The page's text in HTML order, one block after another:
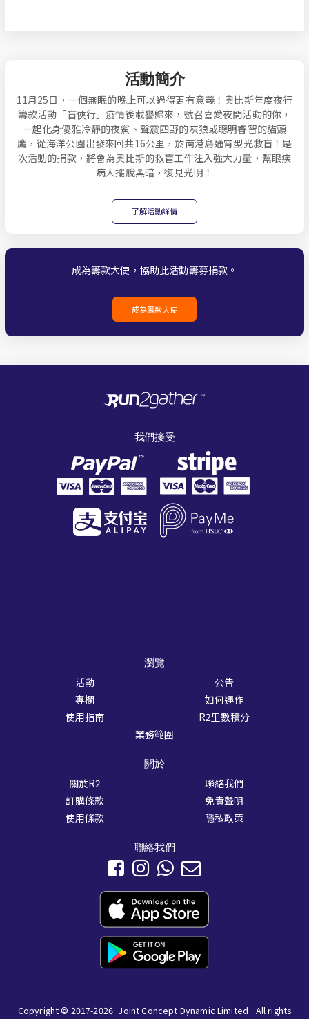
活動簡介
11月25日，一個無眠的晚上可以過得更有意義！奧比斯年度夜行
籌款活動「盲俠行」疫情後載譽歸來，號召喜愛夜間活動的你，
一起化身優雅冷靜的夜鯊、聲震四野的灰狼或聰明睿智的貓頭
鷹，從海洋公園出發來回共16公里，於南港島通宵型光救盲！是
次活動的捐款，將會為奧比斯的救盲工作注入強大力量，幫眼疾
病人擺脫黑暗，復見光明！
了解活動詳情
成為籌款大使，協助此活動籌募捐款。
成為籌款大使
我們接受
瀏覽
活動
公告
專欄
如何運作
使用指南
R2里數積分
業務範圍
關於
關於R2
聯絡我們
訂購條款
免責聲明
使用條款
隱私政策
聯絡我們
Copyright © 2017-2026 Joint Concept Dynamic Limited . All rights